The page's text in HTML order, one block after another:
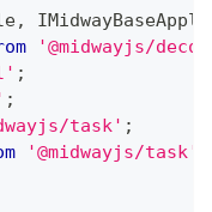
,
'@midwayjs/
;
;
task' ;
'@midwayjs/task'